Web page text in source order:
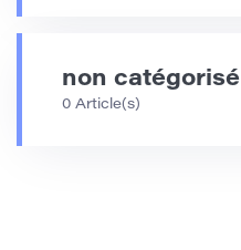
non catégorisé
0 Article(s)